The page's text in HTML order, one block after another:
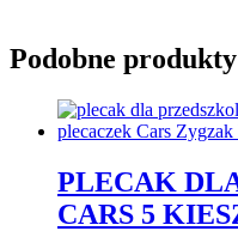
Podobne produkty
PLECAK
CARS 5